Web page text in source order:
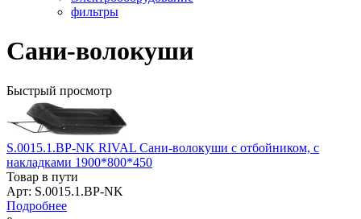
фильтры
Сани-волокуши
Быстрый просмотр
S.0015.1.BP-NK RIVAL Сани-волокуши с отбойником, с
накладками 1900*800*450
Товар в пути
Арт: S.0015.1.BP-NK
Подробнее